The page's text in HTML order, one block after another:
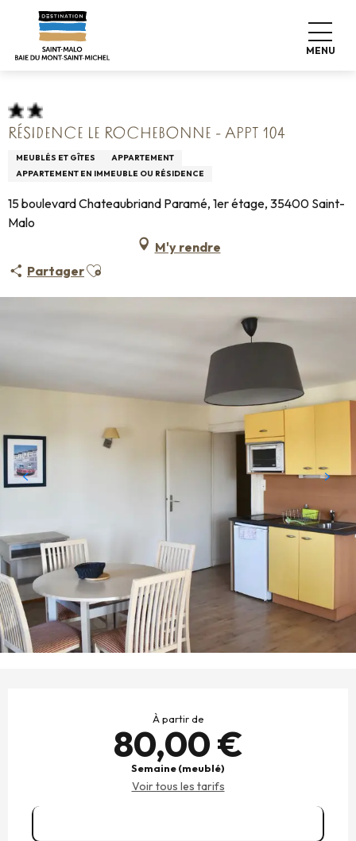
contenu
MENU
Accueil Pro & Presse
Hébergements Infos +
Meublés de tourisme
Résidence Le Rochebonne - Appt 104
RÉSIDENCE LE ROCHEBONNE - APPT 104
MEUBLÉS ET GÎTES
APPARTEMENT
APPARTEMENT EN IMMEUBLE OU RÉSIDENCE
15 boulevard Chateaubriand Paramé, 1er étage, 35400 Saint-
Malo
M'y rendre
PartagerAjouter aux favoris
À partir de
80,00 €
Semaine (meublé)
Voir tous les tarifs